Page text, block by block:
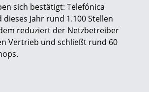
sich bestätigt: Telefónica
Jahr rund 1.100 Stellen
reduziert der Netzbetreiber
Vertrieb und schließt rund 60